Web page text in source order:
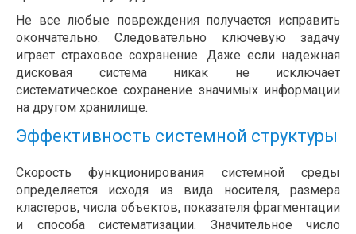
Не все любые повреждения получается исправить
окончательно. Следовательно ключевую задачу
играет страховое сохранение. Даже если надежная
дисковая система никак не исключает
систематическое сохранение значимых информации
на другом хранилище.
Эффективность системной структуры
Скорость функционирования системной среды
определяется исходя из вида носителя, размера
кластеров, числа объектов, показателя фрагментации
и способа систематизации. Значительное число